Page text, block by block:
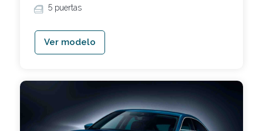
5 puertas
Ver modelo